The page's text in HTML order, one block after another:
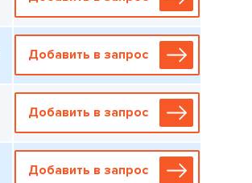
Добавить в запрос
Добавить в запрос
Добавить в запрос